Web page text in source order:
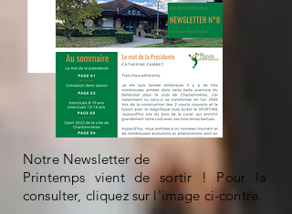
Notre Newsletter de
Printemps vient de sortir ! Pour la
consulter, cliquez sur l'image ci-contre.